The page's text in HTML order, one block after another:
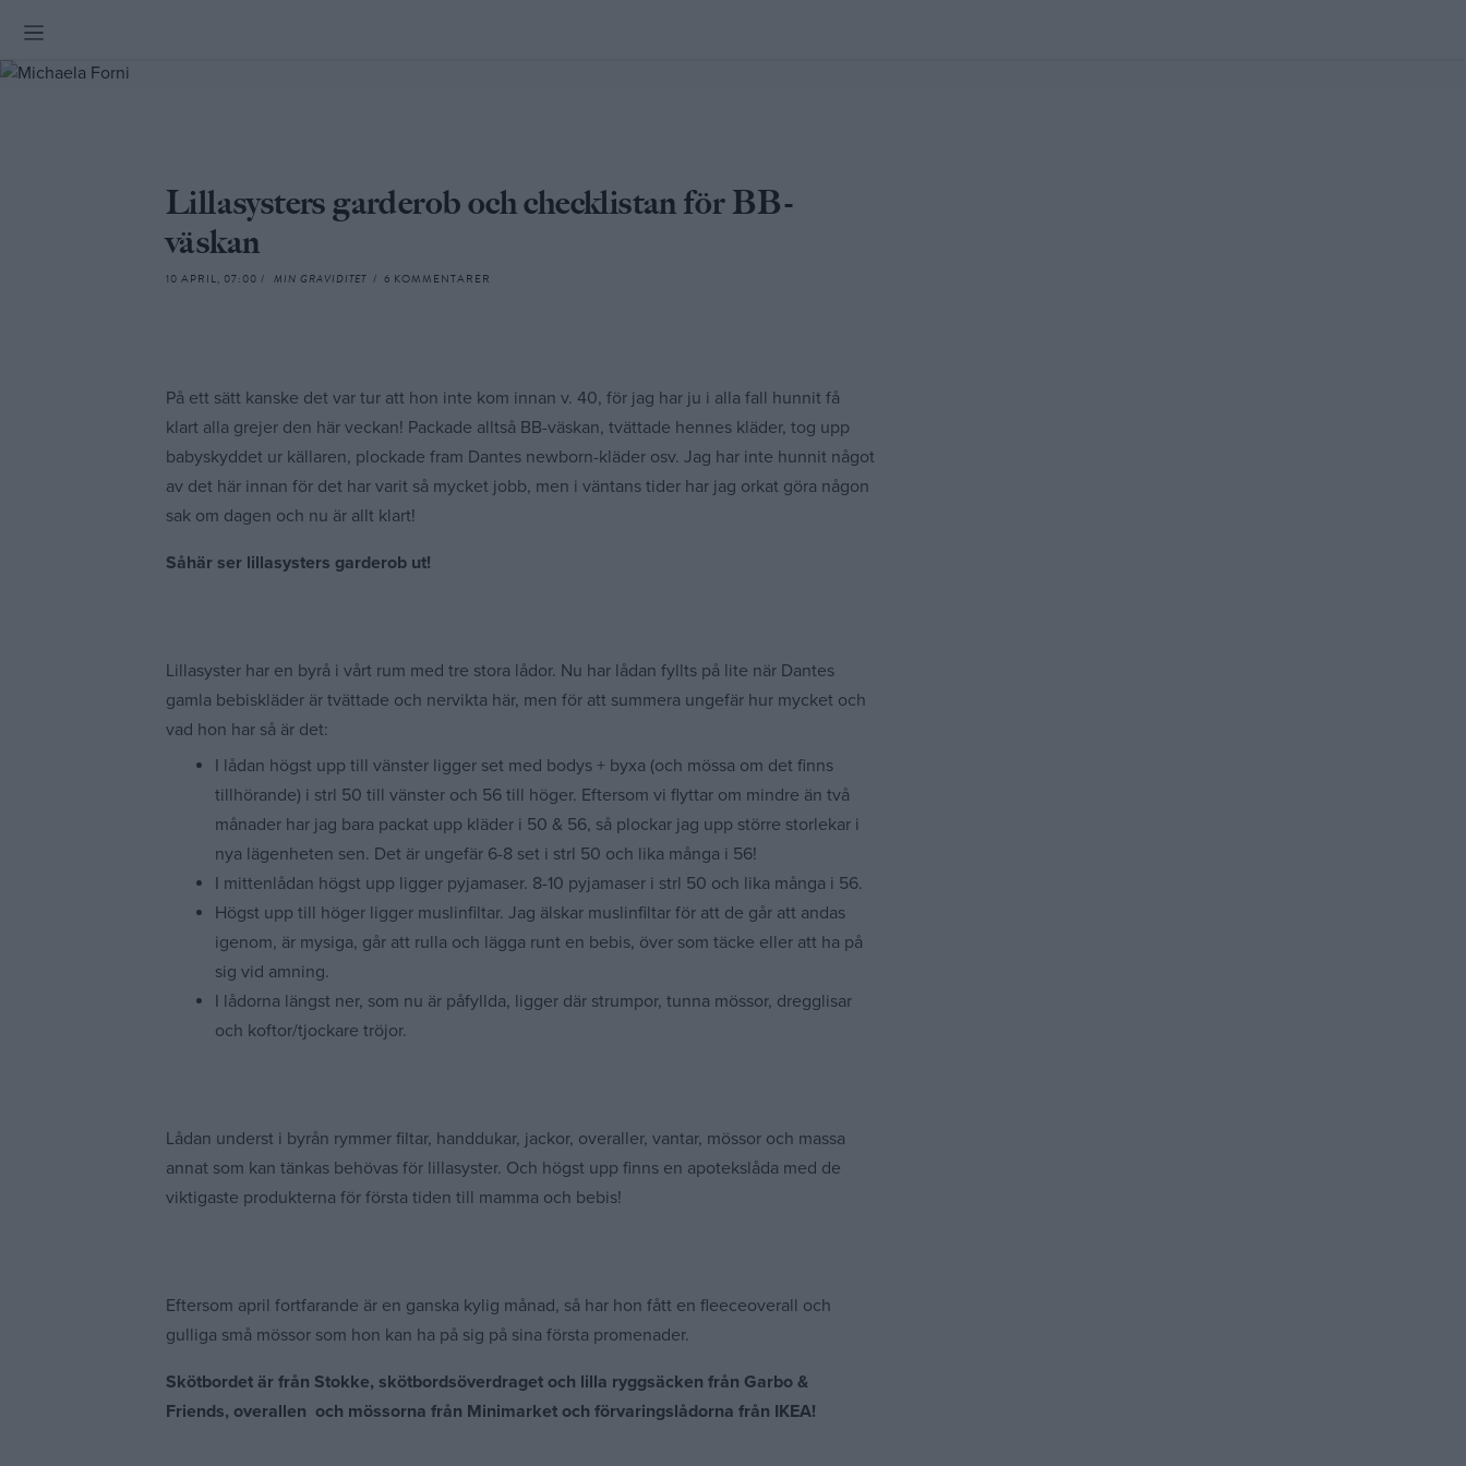
content
Lillasysters garderob och checklistan för BB-
väskan
10 APRIL, 07:00 / MIN GRAVIDITET / 6 KOMMENTARER
På ett sätt kanske det var tur att hon inte kom innan v. 40, för jag har ju i alla fall hunnit få
klart alla grejer den här veckan! Packade alltså BB-väskan, tvättade hennes kläder, tog upp
babyskyddet ur källaren, plockade fram Dantes newborn-kläder osv. Jag har inte hunnit något
av det här innan för det har varit så mycket jobb, men i väntans tider har jag orkat göra någon
sak om dagen och nu är allt klart!
Såhär ser lillasysters garderob ut!
Lillasyster har en byrå i vårt rum med tre stora lådor. Nu har lådan fyllts på lite när Dantes
gamla bebiskläder är tvättade och nervikta här, men för att summera ungefär hur mycket och
vad hon har så är det:
I lådan högst upp till vänster ligger set med bodys + byxa (och mössa om det finns
tillhörande) i strl 50 till vänster och 56 till höger. Eftersom vi flyttar om mindre än två
månader har jag bara packat upp kläder i 50 & 56, så plockar jag upp större storlekar i
nya lägenheten sen. Det är ungefär 6-8 set i strl 50 och lika många i 56!
I mittenlådan högst upp ligger pyjamaser. 8-10 pyjamaser i strl 50 och lika många i 56.
Högst upp till höger ligger muslinfiltar. Jag älskar muslinfiltar för att de går att andas
igenom, är mysiga, går att rulla och lägga runt en bebis, över som täcke eller att ha på
sig vid amning.
I lådorna längst ner, som nu är påfyllda, ligger där strumpor, tunna mössor, dregglisar
och koftor/tjockare tröjor.
Lådan underst i byrån rymmer filtar, handdukar, jackor, overaller, vantar, mössor och massa
annat som kan tänkas behövas för lillasyster. Och högst upp finns en apotekslåda med de
viktigaste produkterna för första tiden till mamma och bebis!
Eftersom april fortfarande är en ganska kylig månad, så har hon fått en fleeceoverall och
gulliga små mössor som hon kan ha på sig på sina första promenader.
Skötbordet är från Stokke, skötbordsöverdraget och lilla ryggsäcken från Garbo &
Friends, overallen och mössorna från Minimarket och förvaringslådorna från IKEA!